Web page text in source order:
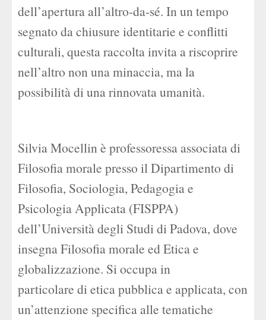
dell’apertura all’altro-da-sé. In un tempo
segnato da chiusure identitarie e conflitti
culturali, questa raccolta invita a riscoprire
nell’altro non una minaccia, ma la
possibilità di una rinnovata umanità.
Silvia Mocellin è professoressa associata di
Filosofia morale presso il Dipartimento di
Filosofia, Sociologia, Pedagogia e
Psicologia Applicata (FISPPA)
dell’Università degli Studi di Padova, dove
insegna Filosofia morale ed Etica e
globalizzazione. Si occupa in
particolare di etica pubblica e applicata, con
un’attenzione specifica alle tematiche